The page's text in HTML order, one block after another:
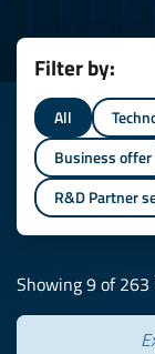
Filter by:
All
Business offer
R&D Partner
Showing 9 of